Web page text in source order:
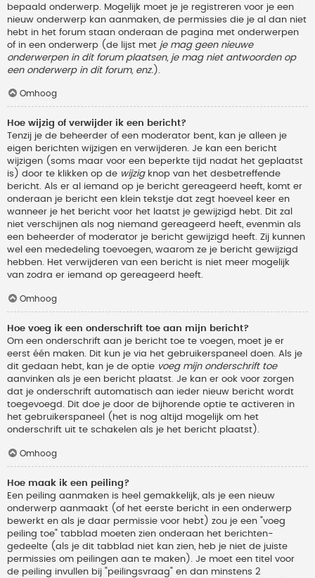
bepaald onderwerp. Mogelijk moet je je registreren voor je een
nieuw onderwerp kan aanmaken, de permissies die je al dan niet
hebt in het forum staan onderaan de pagina met onderwerpen
of in een onderwerp (de lijst met je mag geen nieuwe
onderwerpen in dit forum plaatsen, je mag niet antwoorden op
een onderwerp in dit forum, enz. ).
Omhoog
Hoe wijzig of verwijder ik een bericht?
Tenzij je de beheerder of een moderator bent, kan je alleen je
eigen berichten wijzigen en verwijderen. Je kan een bericht
wijzigen (soms maar voor een beperkte tijd nadat het geplaatst
is) door te klikken op de wijzigknop van het desbetreffende
bericht. Als er al iemand op je bericht gereageerd heeft, komt er
onderaan je bericht een klein tekstje dat zegt hoeveel keer en
wanneer je het bericht voor het laatst je gewijzigd hebt. Dit zal
niet verschijnen als nog niemand gereageerd heeft, evenmin als
een beheerder of moderator je bericht gewijzigd heeft. Zij kunnen
wel een mededeling toevoegen, waarom ze je bericht gewijzigd
hebben. Het verwijderen van een bericht is niet meer mogelijk
van zodra er iemand op gereageerd heeft.
Omhoog
Hoe voeg ik een onderschrift toe aan mijn bericht?
Om een onderschrift aan je bericht toe te voegen, moet je er
eerst één maken. Dit kun je via het gebruikerspaneel doen. Als je
dit gedaan hebt, kan je de optie voeg mijn onderschrift toe
aanvinken als je een bericht plaatst. Je kan er ook voor zorgen
dat je onderschrift automatisch aan ieder nieuw bericht wordt
toegevoegd. Dit doe je door de bijhorende optie te activeren in
het gebruikerspaneel (het is nog altijd mogelijk om het
onderschrift uit te schakelen als je het bericht plaatst).
Omhoog
Hoe maak ik een peiling?
Een peiling aanmaken is heel gemakkelijk, als je een nieuw
onderwerp aanmaakt (of het eerste bericht in een onderwerp
bewerkt en als je daar permissie voor hebt) zou je een "voeg
peiling toe" tabblad moeten zien onderaan het berichten-
gedeelte (als je dit tabblad niet kan zien, heb je niet de juiste
permissies om peilingen aan te maken). Je moet een titel voor
de peiling invullen bij "peilingsvraag" en dan minstens 2